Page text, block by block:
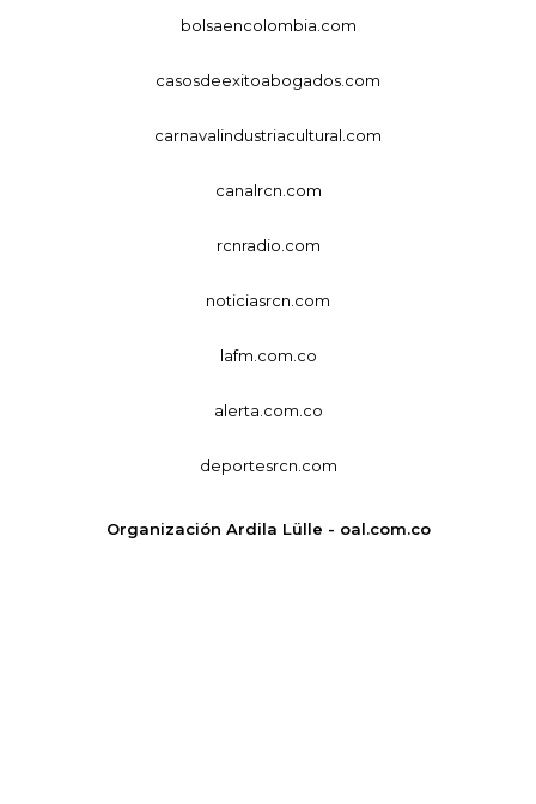
bolsaencolombia.com
casosdeexitoabogados.com
carnavalindustriacultural.com
canalrcn.com
rcnradio.com
noticiasrcn.com
lafm.com.co
alerta.com.co
deportesrcn.com
Organización Ardila Lülle - oal.com.co